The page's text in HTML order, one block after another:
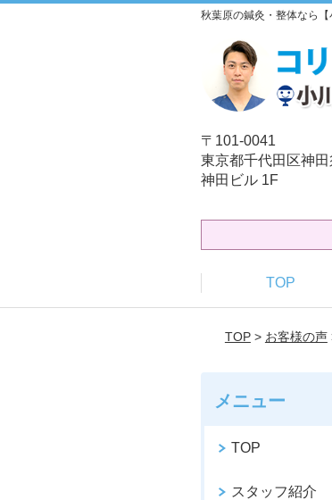
秋葉原の鍼灸・整体なら
〒101-0041
東京都千代田区神
神田ビル 1F
TOP
TOP> お客様の声
メニュー
TOP
スタッフ紹介